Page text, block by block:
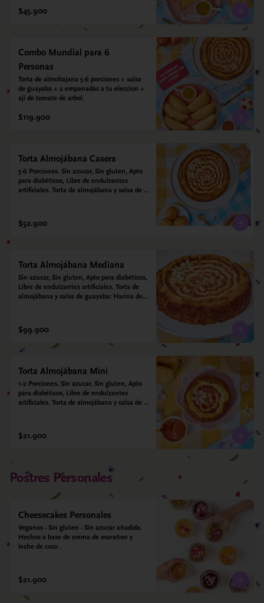
$45.900
Combo Mundial para 6
Personas
Torta de almobajana 5-6 porciones + salsa
de guayaba + 2 empanadas a tu eleccion +
aji de tomate de arbol.
$119.900
Torta Almojábana Casera
5-6 Porciones. Sin azucar, Sin gluten, Apto
para diabéticos, Libre de endulzantes
artificiales. Torta de almojábana y salsa de
alulosa, leche deslactosada, leche de coco,
vainilla. Salsa de guayaba: Guayaba y
$52.900
Torta Almojábana Mediana
Sin azucar, Sin gluten, Apto para diabéticos,
Libre de endulzantes artificiales. Torta de
almojábana y salsa de guayaba: Harina de
deslactosada, leche de coco, vainilla. Salsa
de guayaba: Guayaba y alulosa.
$99.900
Torta Almojábana Mini
1-2 Porciones. Sin azucar, Sin gluten, Apto
para diabéticos, Libre de endulzantes
artificiales. Torta de almojábana y salsa de
alulosa, leche deslactosada, leche de coco,
vainilla. Salsa de guayaba: Guayaba y
$21.900
Postres Personales
Cheesecakes Personales
Veganos - Sin gluten - Sin azucar añadida.
Hechos a base de crema de marañon y
leche de coco .
$21.900